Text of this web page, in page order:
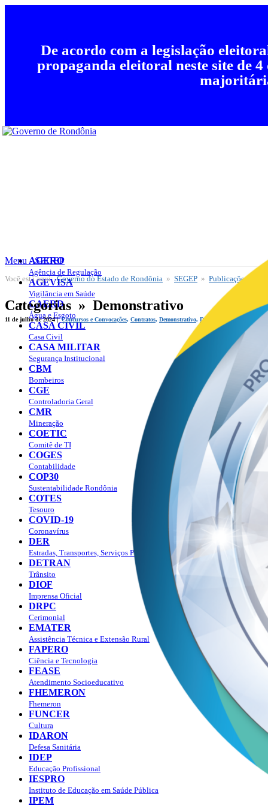
De acordo com a legislação
propaganda eleitoral neste site de
AGERO
Agência de Regulação
AGEVISA
Vigilância em Saúde
CAERD
Água e Esgoto
CASA CIVIL
Casa Civil
CASA MILITAR
Segurança Institucional
CBM
Bombeiros
CGE
Controladoria Geral
CMR
Mineração
COETIC
Comitê de TI
COGES
Contabilidade
COP30
Sustentabilidade Rondônia
COTES
Tesouro
COVID-19
Coronavírus
DER
Estradas, Transportes, Serviços Públicos
DETRAN
Trânsito
DIOF
Imprensa Oficial
DRPC
Cerimonial
EMATER
Assistência Técnica e Extensão Rural
FAPERO
Ciência e Tecnologia
FEASE
Atendimento Socioeducativo
FHEMERON
Fhemeron
FUNCER
Cultura
IDARON
Defesa Sanitária
IDEP
Educação Profissional
IESPRO
Instituto de Educação em Saúde Pública
IPEM
Menu - SEGEP
SEGEP
Publicações
Você está aqui:Governo do Estado de Rondônia » SEGEP » Publicações »
Categorias » Demonstrativo
11 de julho de 2024 |Concursos e Convocações, Contratos, Demonstrativo, Destaques Edital